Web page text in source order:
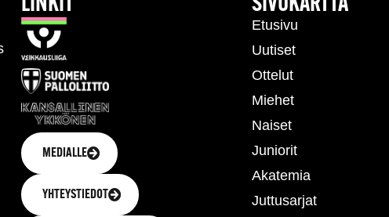
LINKIT
MEDIALLE
YHTEYSTIEDOT
SIVUKARTTA
Etusivu
Uutiset
Ottelut
Miehet
Naiset
Juniorit
Akatemia
Juttusarjat